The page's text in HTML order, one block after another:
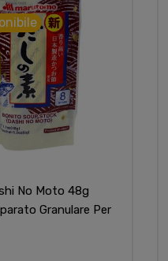
No Moto 48g
Granulare Per